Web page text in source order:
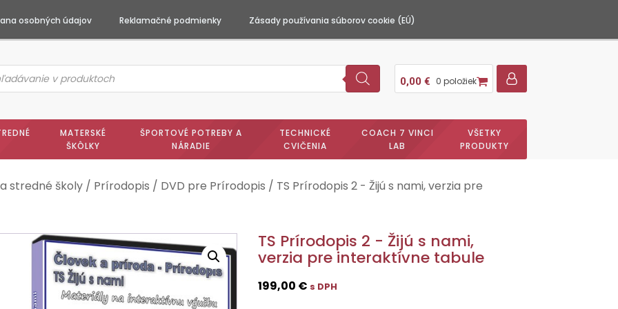
osobných údajov Reklamačné podmienky Zásady používania súborov cookie (EÚ)
0,00 € 0 položiek
MATERSKÉ
ŠKÔLKY
ŠPORTOVÉ POTREBY A
NÁRADIE
TECHNICKÉ
CVIČENIA
COACH 7 VINCI
LAB
VŠETKY
PRODUKTY
stredné školy / Prírodopis / DVD pre Prírodopis / TS Prírodopis 2 - Žijú s nami, verzia pre
TS Prírodopis 2 - Žijú s nami,
verzia pre interaktívne tabule
199,00 € s DPH